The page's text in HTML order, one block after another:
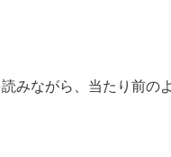
みながら、当たり前の